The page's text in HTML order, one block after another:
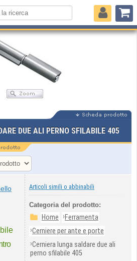
DUE ALI PERNO SFILABILE 405
Articoli simili o abbinabili
Categoria del prodotto:
Home ›Ferramenta
›Cerniere per ante e porte
›Cerniera lunga saldare due ali
perno sfilabile 405